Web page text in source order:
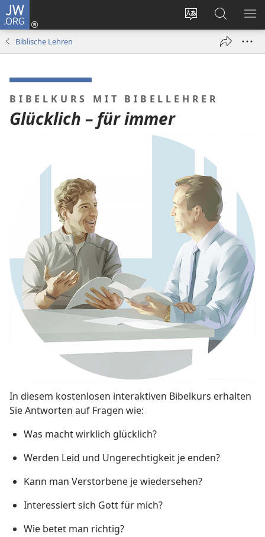
JW.ORG
Websitesprache
ändern
Anmelden
(öffnet
Suche
Biblische Lehren
BIBELKURS MIT BIBELLEHRER
Glücklich – für immer
In diesem kostenlosen interaktiven Bibelkurs erhalten
Sie Antworten auf Fragen wie:
Was macht wirklich glücklich?
Werden Leid und Ungerechtigkeit je enden?
Kann man Verstorbene je wiedersehen?
Interessiert sich Gott für mich?
Wie betet man richtig?